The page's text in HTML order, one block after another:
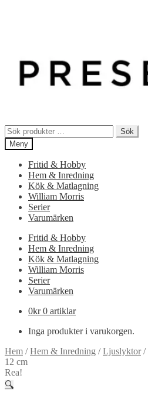
Sök
efter:
Sök
Meny
Fritid & Hobby
Hem & Inredning
Kök & Matlagning
William Morris
Serier
Varumärken
Fritid & Hobby
Hem & Inredning
Kök & Matlagning
William Morris
Serier
Varumärken
0kr 0 artiklar
Inga produkter i varukorgen.
Hem /Hem & Inredning /Ljuslyktor/
12 cm
Rea!
🔍